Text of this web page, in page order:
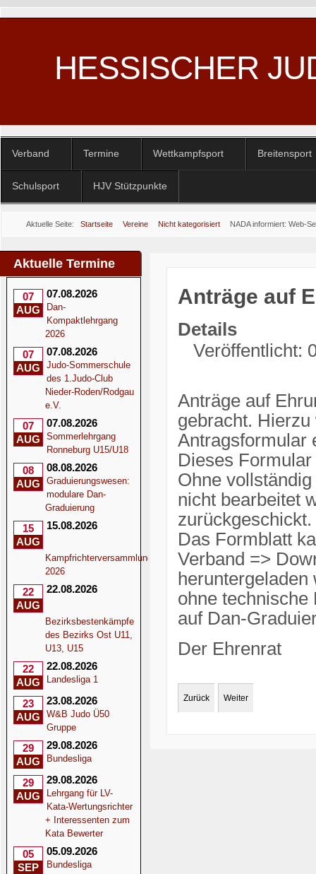
HESSISCHER
Verband Termine Wettkampfsport Breitensport
Schulsport HJV Stützpunkte
Aktuelle Seite: Startseite Vereine Nicht kategorisiert NADA informiert: Web-
Aktuelle Termine
07
AUG
07.08.2026
Dan-
Kompaktlehrgang
2026
07
AUG
07.08.2026
Judo-Sommerschule
des 1.Judo-Club
Nieder-Roden/Rodgau
e.V.
07
AUG
07.08.2026
Sommerlehrgang
Ronneburg U15/U18
08
AUG
08.08.2026
Graduierungswesen:
modulare Dan-
Graduierung
15
AUG
15.08.2026
Kampfrichterversammlung
2026
22
AUG
22.08.2026
Bezirksbestenkämpfe
des Bezirks Ost U11,
U13, U15
22
AUG
22.08.2026
Landesliga 1
23
AUG
23.08.2026
W&B Judo Ü50
Gruppe
29
AUG
29.08.2026
Bundesliga
29
AUG
29.08.2026
Lehrgang für LV-
Kata-Wertungsrichter
+ Interessenten zum
Kata Bewerter
05
SEP
05.09.2026
Bundesliga
Anträge auf
Details
Veröffentlicht:
Anträge auf
gebracht.
Antragsformular
Dieses
Ohne
nicht bearbeitet
zurückgeschickt.
Das Formblatt
Verband =>
ohne technische
auf Dan-
Der Ehrenrat
Zurück Weiter